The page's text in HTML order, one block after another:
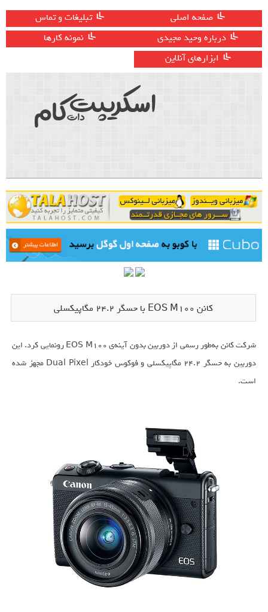
صفحه اصلی
تبلیغات و تماس
درباره وحید مجیدی
نمونه کارها
ابزارهای آنلاین
کانن EOS M100 با حسگر ۲۴.۲ مگاپیکسلی
شرکت کانن به‌طور رسمی از دوربین بدون آینه‌ی EOS M100 رونمایی کرد. این
دوربین به حسگر ۲۴.۲ مگاپیکسلی و فوکوس خودکار Dual Pixel مجهز شده
است.